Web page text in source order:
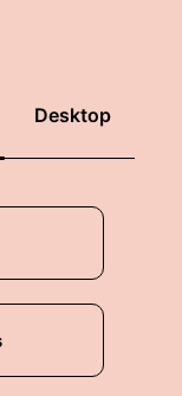
Desktop